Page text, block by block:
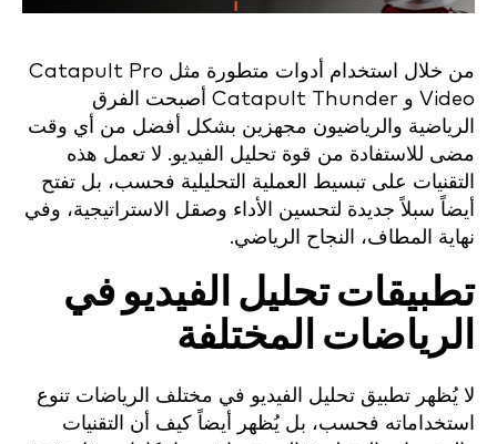
من خلال استخدام أدوات متطورة مثل Catapult Pro
Video و Catapult Thunder أصبحت الفرق
الرياضية والرياضيون مجهزين بشكل أفضل من أي وقت
مضى للاستفادة من قوة تحليل الفيديو. لا تعمل هذه
التقنيات على تبسيط العملية التحليلية فحسب، بل تفتح
أيضاً سبلاً جديدة لتحسين الأداء وصقل الاستراتيجية، وفي
نهاية المطاف، النجاح الرياضي.
تطبيقات تحليل الفيديو في
الرياضات المختلفة
لا يُظهر تطبيق تحليل الفيديو في مختلف الرياضات تنوع
استخداماته فحسب، بل يُظهر أيضاً كيف أن التقنيات